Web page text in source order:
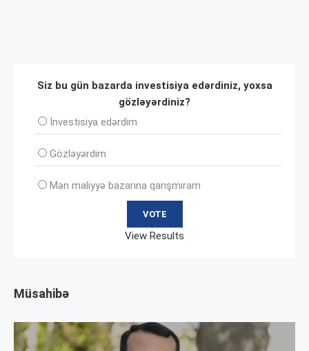
Siz bu gün bazarda investisiya edərdiniz, yoxsa
gözləyərdiniz?
İnvеstisiya edərdim
Gözləyərdim
Mən maliyyə bazarına qarışmıram
View Results
Müsahibə